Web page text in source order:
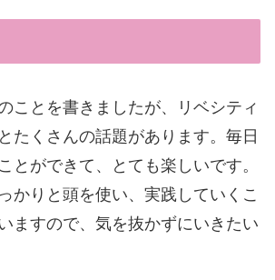
ことを書きましたが、リベシティ
たくさんの話題があります。毎日
とができて、とても楽しいです。
かりと頭を使い、実践していくこ
ますので、気を抜かずにいきたい